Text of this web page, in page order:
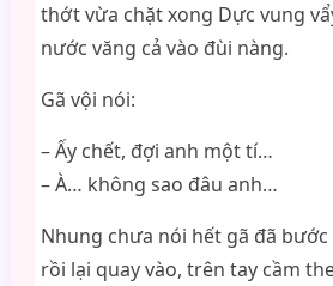
thớt vừa chặt xong Dực vung
nước văng cả vào đùi nàng.
Gã vội nói:
– Ấy chết, đợi anh một tí…
– À… không sao đâu anh…
Nhung chưa nói hết gã đã
rồi lại quay vào, trên tay cầm